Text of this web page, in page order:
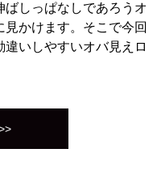
ばしっぱなしであろうオ
かけます。そこで今回
いしやすいオバ見えロ